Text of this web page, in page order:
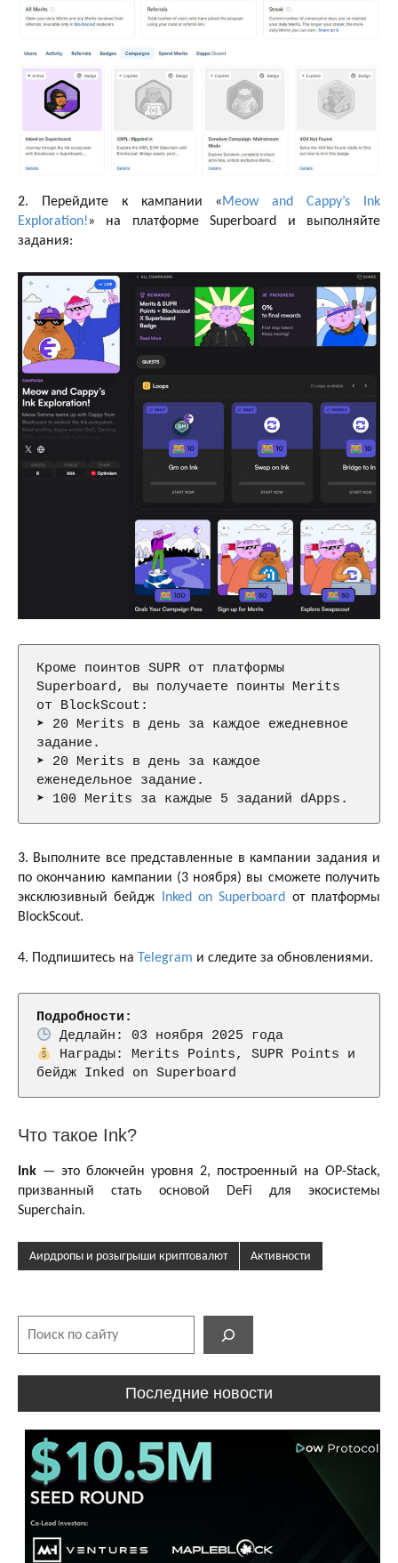
2. Перейдите к кампании «Meow and Cappy’s Ink
Exploration!» на платформе Superboard и выполняйте
задания:
Кроме поинтов SUPR от платформы
Superboard, вы получаете поинты Merits
от BlockScout:
➤ 20 Merits в день за каждое ежедневное
задание.
➤ 20 Merits в день за каждое
еженедельное задание.
➤ 100 Merits за каждые 5 заданий dApps.
3. Выполните все представленные в кампании задания и
по окончанию кампании (3 ноября) вы сможете получить
эксклюзивный бейдж Inked on Superboard от платформы
BlockScout.
4. Подпишитесь на Telegram и следите за обновлениями.
Подробности:
Награды: Merits Points, SUPR Points и
Что такое Ink?
Ink — это блокчейн уровня 2, построенный на OP-Stack,
призванный стать основой DeFi для экосистемы
Superchain.
Аирдропы и розыгрыши криптовалют Активности
Последние новости